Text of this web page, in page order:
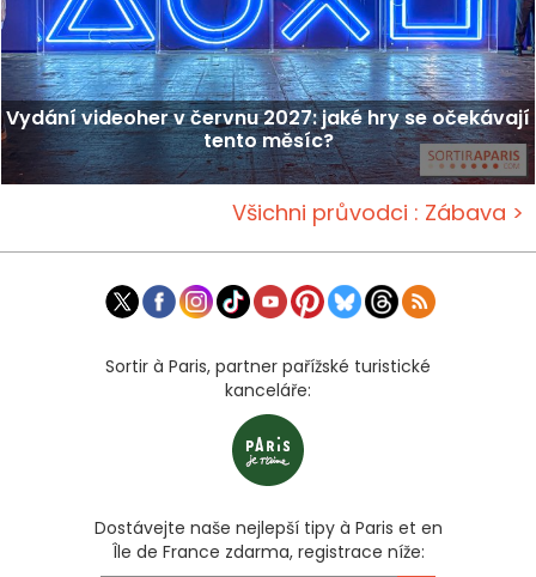
Vydání videoher v červnu 2027: jaké hry se očekávají
tento měsíc?
Všichni průvodci : Zábava >
Sortir à Paris, partner pařížské turistické
kanceláře:
Dostávejte naše nejlepší tipy à Paris et en
Île de France zdarma, registrace níže: